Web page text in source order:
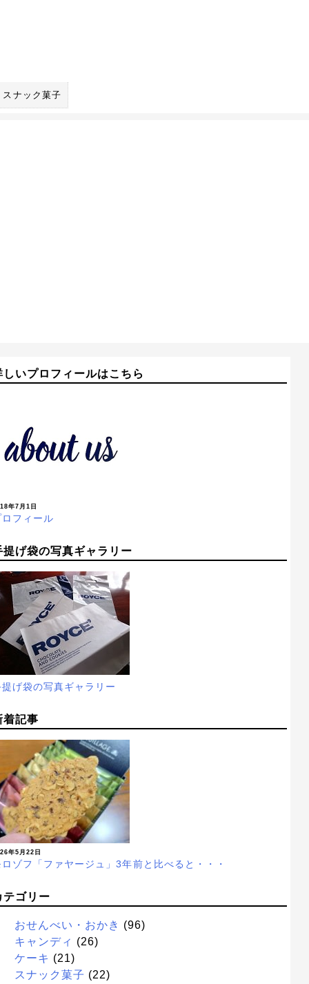
スナック菓子
しいプロフィールはこちら
年7月1日
フィール
提げ袋の写真ギャラリー
げ袋の写真ギャラリー
着記事
年5月22日
ゾフ「ファヤージュ」3年前と比べると・・・
テゴリー
おせんべい・おかき (96)
キャンディ (26)
ケーキ (21)
スナック菓子 (22)